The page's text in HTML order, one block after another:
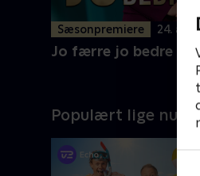
Sæsonpremiere 24. aug.
Jo færre jo bedre
Populært lige nu